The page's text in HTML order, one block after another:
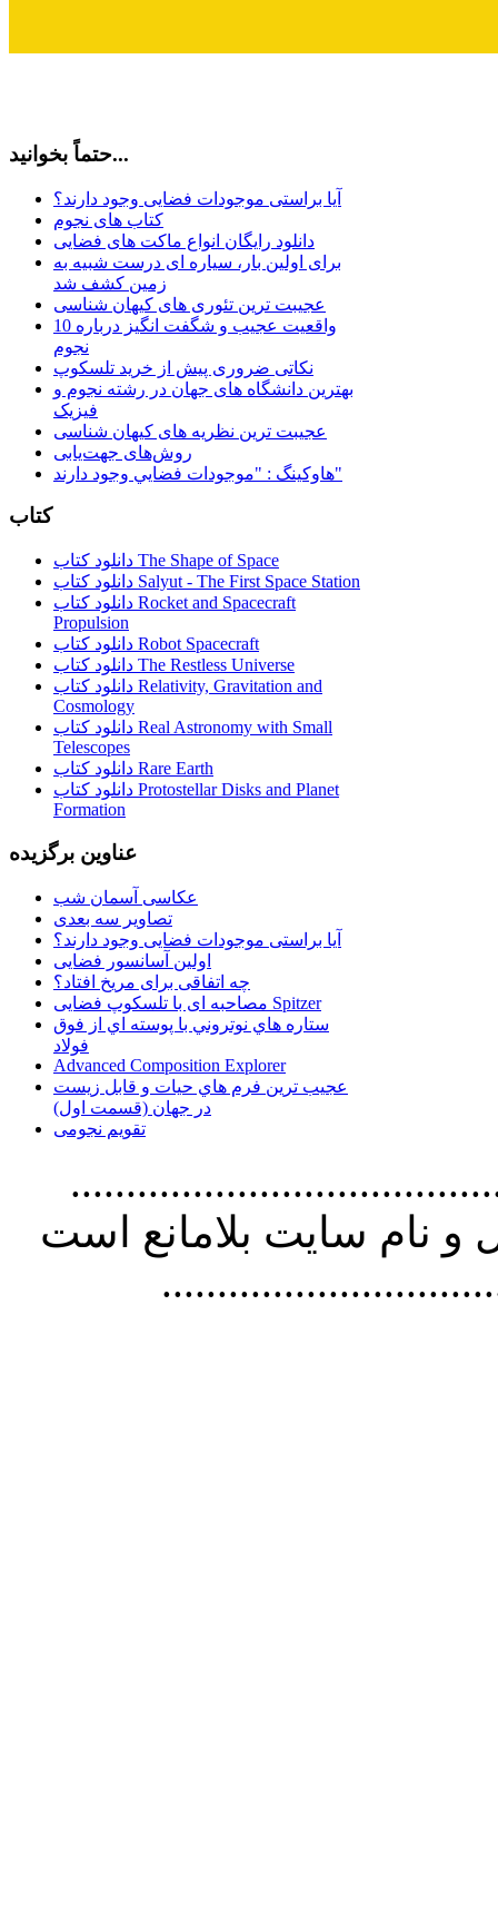
حتماً بخوانید...
آیا براستی موجودات فضایی وجود دارند؟
کتاب های نجوم
دانلود رایگان انواع ماکت های فضایی
برای اولین بار، سیاره ای درست شبیه به
زمین کشف شد
عجیبت ترین تئوری های کیهان شناسی
10 واقعیت عجیب و شگفت انگیز درباره
نجوم
نکاتی ضروری پیش از خرید تلسکوپ
بهترین دانشگاه های جهان در رشته نجوم و
فیزیک
عجیبت ترین نظریه های کیهان شناسی
روش‌های جهت‌یابی
هاوكينگ : "موجودات فضايي وجود دارند"
کتاب
دانلود کتاب The Shape of Space
دانلود کتاب Salyut - The First Space Station
دانلود کتاب Rocket and Spacecraft
Propulsion
دانلود کتاب Robot Spacecraft
دانلود کتاب The Restless Universe
دانلود کتاب Relativity, Gravitation and
Cosmology
دانلود کتاب Real Astronomy with Small
Telescopes
دانلود کتاب Rare Earth
دانلود کتاب Protostellar Disks and Planet
Formation
عناوین برگزیده
عکاسی آسمان شب
تصاویر سه بعدی
آیا براستی موجودات فضایی وجود دارند؟
اولین آسانسور فضایی
چه اتفاقی برای مریخ افتاد؟
مصاحبه ای با تلسکوپ فضایی Spitzer
ستاره هاي نوتروني با پوسته اي از فوق
فولاد
Advanced Composition Explorer
عجیب ترین فرم هاي حيات و قابل زيست
در جهان (قسمت اول)
تقویم نجومی
استفاده از
نام سايت بلامانع است